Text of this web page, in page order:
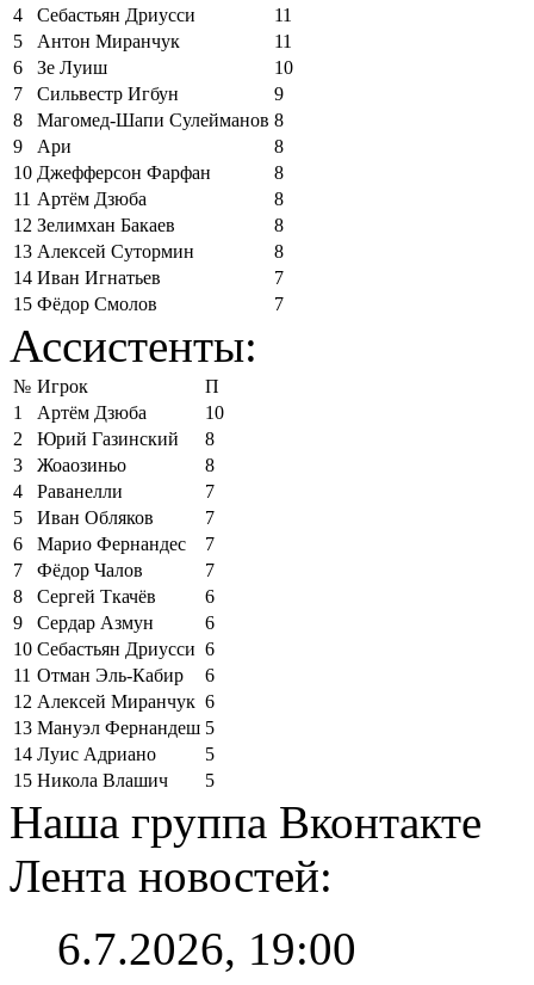
4
Себастьян Дриусси
11
5
Антон Миранчук
11
6
Зе Луиш
10
7
Сильвестр Игбун
9
8
Магомед-Шапи Сулейманов 8
9
Ари
8
10 Джефферсон Фарфан
8
11 Артём Дзюба
8
12 Зелимхан Бакаев
8
13 Алексей Сутормин
8
14 Иван Игнатьев
7
15 Фёдор Смолов 7
Ассистенты:
№ Игрок
П
1
Артём Дзюба
10
2
Юрий Газинский
8
3
Жоаозиньо
8
4
Раванелли
7
5
Иван Обляков
7
6
Марио Фернандес
7
7
Фёдор Чалов
7
8
Сергей Ткачёв
6
9
Сердар Азмун
6
10 Себастьян Дриусси 6
11 Отман Эль-Кабир
6
12 Алексей Миранчук 6
13 Мануэл Фернандеш 5
14 Луис Адриано
5
15 Никола Влашич 5
Наша группа Вконтакте
Лента новостей:
6.7.2026, 19:00